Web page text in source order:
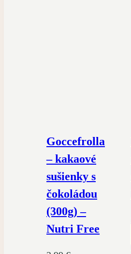
Goccefrolla
– kakaové
sušienky s
čokoládou
(300g) –
Nutri Free